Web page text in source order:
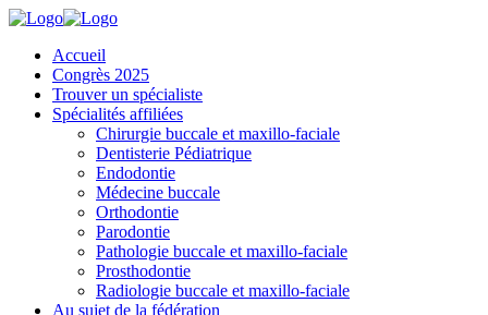
Accueil
Congrès 2025
Trouver un spécialiste
Spécialités affiliées
Chirurgie buccale et maxillo-faciale
Dentisterie Pédiatrique
Endodontie
Médecine buccale
Orthodontie
Parodontie
Pathologie buccale et maxillo-faciale
Prosthodontie
Radiologie buccale et maxillo-faciale
Au sujet de la fédération